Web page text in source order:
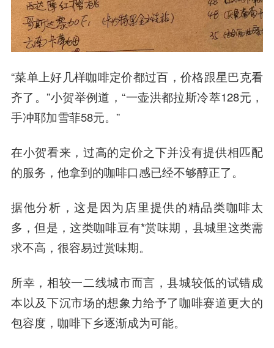
“菜单上好几样咖啡定价都过百，价格跟星巴克看
齐了。”小贺举例道，“一壶洪都拉斯冷萃128元，
手冲耶加雪菲58元。”
在小贺看来，过高的定价之下并没有提供相匹配
的服务，他拿到的咖啡口感已经不够醇正了。
据他分析，这是因为店里提供的精品类咖啡太
多，但是，这类咖啡豆有*赏味期，县城里这类需
求不高，很容易过赏味期。
所幸，相较一二线城市而言，县城较低的试错成
本以及下沉市场的想象力给予了咖啡赛道更大的
包容度，咖啡下乡逐渐成为可能。